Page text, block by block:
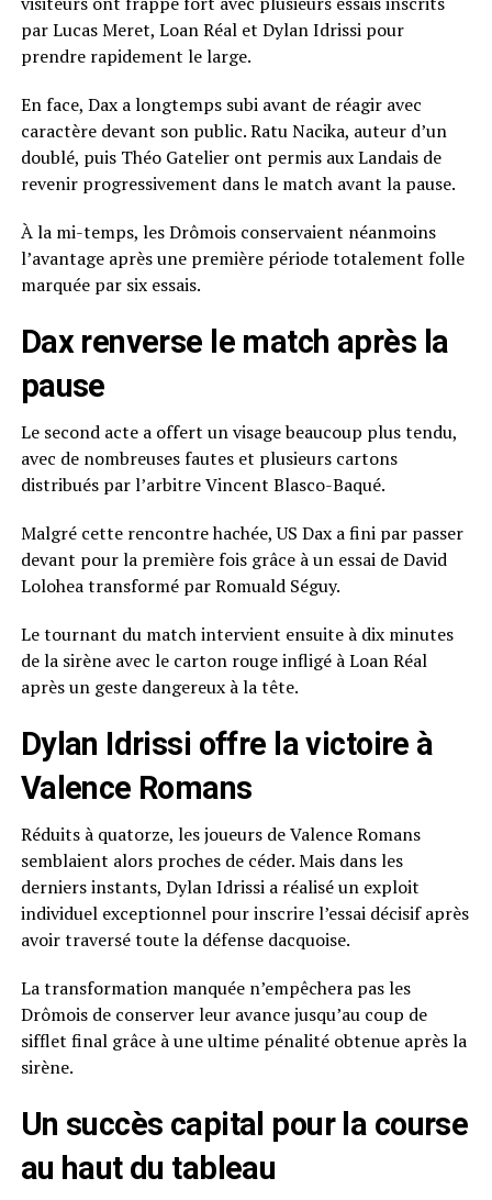
par Lucas Meret, Loan Réal et Dylan Idrissi pour
prendre rapidement le large.
En face, Dax a longtemps subi avant de réagir avec
caractère devant son public. Ratu Nacika, auteur d’un
doublé, puis Théo Gatelier ont permis aux Landais de
revenir progressivement dans le match avant la pause.
À la mi-temps, les Drômois conservaient néanmoins
l’avantage après une première période totalement folle
marquée par six essais.
Dax renverse le match après la
pause
Le second acte a offert un visage beaucoup plus tendu,
avec de nombreuses fautes et plusieurs cartons
distribués par l’arbitre Vincent Blasco-Baqué.
Malgré cette rencontre hachée, US Dax a fini par passer
devant pour la première fois grâce à un essai de David
Lolohea transformé par Romuald Séguy.
Le tournant du match intervient ensuite à dix minutes
de la sirène avec le carton rouge infligé à Loan Réal
après un geste dangereux à la tête.
Dylan Idrissi offre la victoire à
Valence Romans
Réduits à quatorze, les joueurs de Valence Romans
semblaient alors proches de céder. Mais dans les
derniers instants, Dylan Idrissi a réalisé un exploit
individuel exceptionnel pour inscrire l’essai décisif après
avoir traversé toute la défense dacquoise.
La transformation manquée n’empêchera pas les
Drômois de conserver leur avance jusqu’au coup de
sifflet final grâce à une ultime pénalité obtenue après la
sirène.
Un succès capital pour la course
au haut du tableau